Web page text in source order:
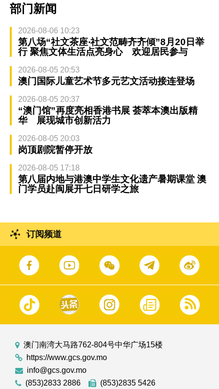
部门新闻
2026-08-06 10:23
第八场“社文茶座‧社文范畴齐齐倾”8月20日举
行 聚焦文体生活点亮身心 欢迎居民参与
2026-08-05 20:53
澳门国际儿童艺术节多元艺文活动接连登场
2026-08-05 20:37
“澳门馆”再度亮相香港书展 荟萃本澳出版精
华 展现城市创新活力
2026-08-05 20:03
岗顶剧院暂停开放
2026-08-05 17:18
第八届内地与港澳中学生文化遗产暑期课堂 澳
门学员赴闽展开七日研学之旅
订阅频道
澳门南湾大马路762-804号中华广场15楼
https://www.gcs.gov.mo
info@gcs.gov.mo
(853)2833 2886
(853)2835 5426